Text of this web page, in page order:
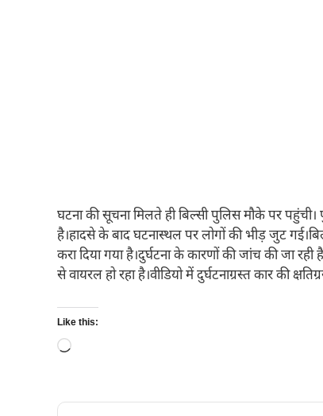
घटना की सूचना मिलते ही बिल्सी पुलिस मौके पर
है।हादसे के बाद घटनास्थल पर लोगों की भीड़ जुट
करा दिया गया है।दुर्घटना के कारणों की जांच की जा
से वायरल हो रहा है।वीडियो में दुर्घटनाग्रस्त कार की
Like this:
Loading…